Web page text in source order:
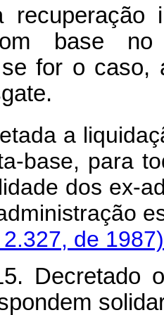
recuperação
base
for o caso,
a
base, para
dos ex-
de 1987)
Decretado